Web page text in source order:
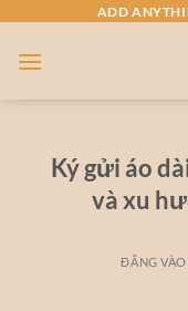
nội
dung
ADD
Ký gửi áo
và xu
ĐĂNG